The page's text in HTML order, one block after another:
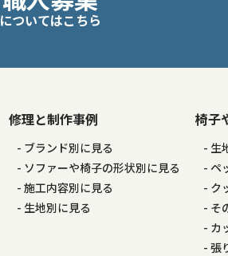
についてはこちら
修理と制作事例
ブランド別に見る
ソファーや椅子の形状別に見る
施工内容別に見る
生地別に見る
椅子
生
ペ
ク
そ
カ
張